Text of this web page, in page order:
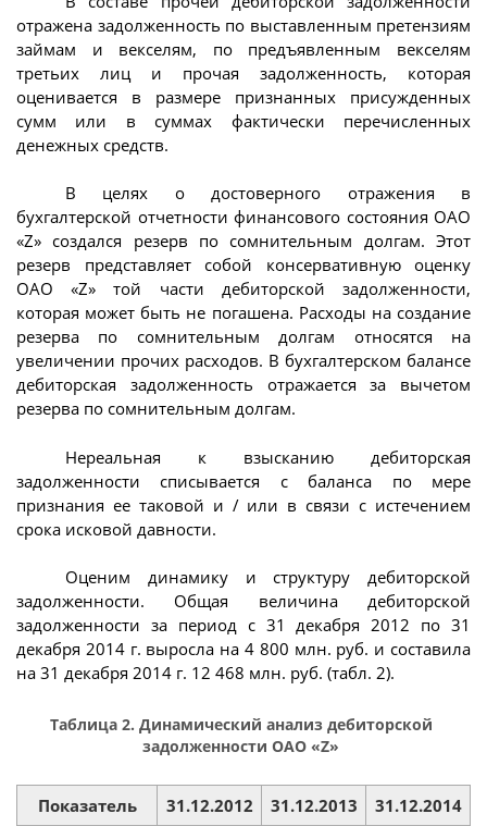
отражена задолженность по выставленным претензиям
займам и векселям, по предъявленным векселям
третьих лиц и прочая задолженность, которая
оценивается в размере признанных присужденных
сумм или в суммах фактически перечисленных
денежных средств.
В целях о достоверного отражения в
бухгалтерской отчетности финансового состояния ОАО
«Z» создался резерв по сомнительным долгам. Этот
резерв представляет собой консервативную оценку
ОАО «Z» той части дебиторской задолженности,
которая может быть не погашена. Расходы на создание
резерва по сомнительным долгам относятся на
увеличении прочих расходов. В бухгалтерском балансе
дебиторская задолженность отражается за вычетом
резерва по сомнительным долгам.
Нереальная к взысканию дебиторская
задолженности списывается с баланса по мере
признания ее таковой и / или в связи с истечением
срока исковой давности.
Оценим динамику и структуру дебиторской
задолженности. Общая величина дебиторской
задолженности за период с 31 декабря 2012 по 31
декабря 2014 г. выросла на 4 800 млн. руб. и составила
на 31 декабря 2014 г. 12 468 млн. руб. (табл. 2).
Таблица 2. Динамический анализ дебиторской
задолженности ОАО «Z»
Показатель 31.12.2012 31.12.2013
31.12.2014